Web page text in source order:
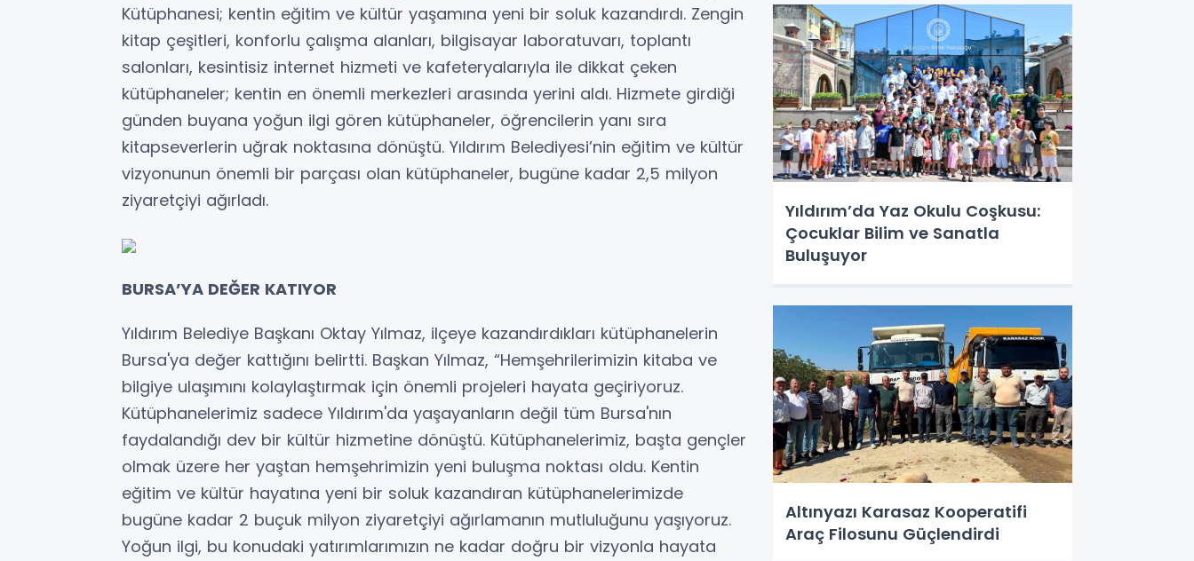
Kütüphanesi; kentin eğitim ve kültür yaşamına yeni bir soluk kazandırdı. Zengin
kitap çeşitleri, konforlu çalışma alanları, bilgisayar laboratuvarı, toplantı
salonları, kesintisiz internet hizmeti ve kafeteryalarıyla ile dikkat çeken
kütüphaneler; kentin en önemli merkezleri arasında yerini aldı. Hizmete girdiği
günden buyana yoğun ilgi gören kütüphaneler, öğrencilerin yanı sıra
kitapseverlerin uğrak noktasına dönüştü. Yıldırım Belediyesi’nin eğitim ve kültür
vizyonunun önemli bir parçası olan kütüphaneler, bugüne kadar 2,5 milyon
ziyaretçiyi ağırladı.
BURSA’YA DEĞER KATIYOR
Yıldırım Belediye Başkanı Oktay Yılmaz, ilçeye kazandırdıkları kütüphanelerin
Bursa'ya değer kattığını belirtti. Başkan Yılmaz, “Hemşehrilerimizin kitaba ve
bilgiye ulaşımını kolaylaştırmak için önemli projeleri hayata geçiriyoruz.
Kütüphanelerimiz sadece Yıldırım'da yaşayanların değil tüm Bursa'nın
faydalandığı dev bir kültür hizmetine dönüştü. Kütüphanelerimiz, başta gençler
olmak üzere her yaştan hemşehrimizin yeni buluşma noktası oldu. Kentin
eğitim ve kültür hayatına yeni bir soluk kazandıran kütüphanelerimizde
bugüne kadar 2 buçuk milyon ziyaretçiyi ağırlamanın mutluluğunu yaşıyoruz.
Yoğun ilgi, bu konudaki yatırımlarımızın ne kadar doğru bir vizyonla hayata
Yıldırım’da Yaz Okulu Coşkusu:
Çocuklar Bilim ve Sanatla
Buluşuyor
Altınyazı Karasaz Kooperatifi
Araç Filosunu Güçlendirdi